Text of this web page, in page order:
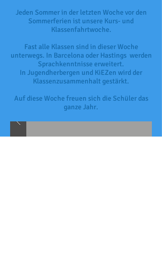
Jeden Sommer in der letzten Woche vor den
Sommerferien ist unsere Kurs- und
Klassenfahrtwoche.
Fast alle Klassen sind in dieser Woche
unterwegs. In Barcelona oder Hastings werden
Sprachkenntnisse erweitert.
In Jugendherbergen und KiEZen wird der
Klassenzusammenhalt gestärkt.
Auf diese Woche freuen sich die Schüler das
ganze Jahr.